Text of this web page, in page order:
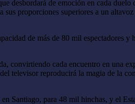
desbordará de emoción en cada duelo
proporciones superiores a un altavoz
de más de 80 mil espectadores y
convirtiendo cada encuentro en una
televisor reproducirá la magia de la
Santiago, para 48 mil hinchas, y el